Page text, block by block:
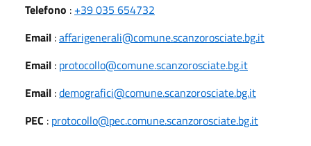
Telefono : +39 035 654732
Email :affarigenerali@comune.scanzorosciate.bg.it
Email : protocollo@comune.scanzorosciate.bg.it
Email :demografici@comune.scanzorosciate.bg.it
PEC : protocollo@pec.comune.scanzorosciate.bg.it